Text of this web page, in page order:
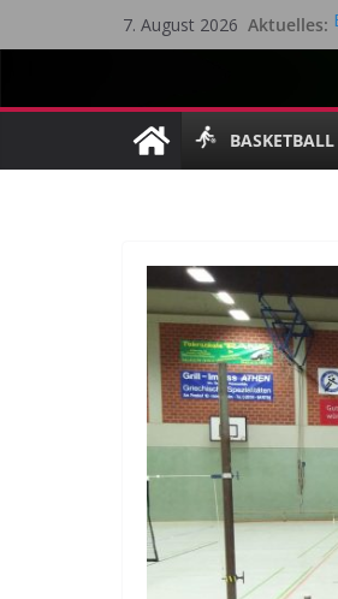
Inhalt
7. August 2026 Aktuelles:
BASKETBALL